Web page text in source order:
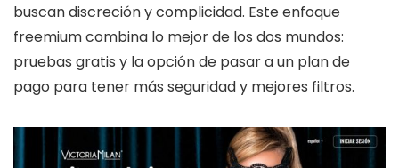
buscan discreción y complicidad. Este enfoque
freemium combina lo mejor de los dos mundos:
pruebas gratis y la opción de pasar a un plan de
pago para tener más seguridad y mejores filtros.